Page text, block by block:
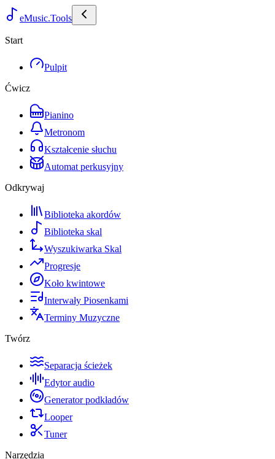
eMusic.Tools
Start
Pulpit
Ćwicz
Pianino
Metronom
Kształcenie słuchu
Automat perkusyjny
Odkrywaj
Biblioteka akordów
Biblioteka skal
Wyszukiwarka Skal
Progresje
Koło kwintowe
Interwały Piosenkami
Terminy Muzyczne
Twórz
Separacja ścieżek
Edytor audio
Generator podkładów
Looper
Tuner
Narzędzia